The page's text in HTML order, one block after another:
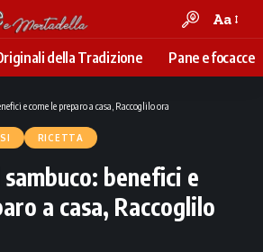
Font
Resizer
Aa
della Tradizione Pane e focacce
e come le preparo a casa, Raccoglilo ora
RICETTA
benefici e
a casa, Raccoglilo